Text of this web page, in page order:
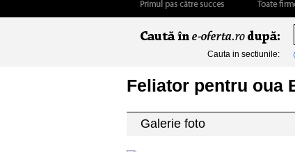
Cauta in sectiunile:
Feliator pentru oua
Galerie foto